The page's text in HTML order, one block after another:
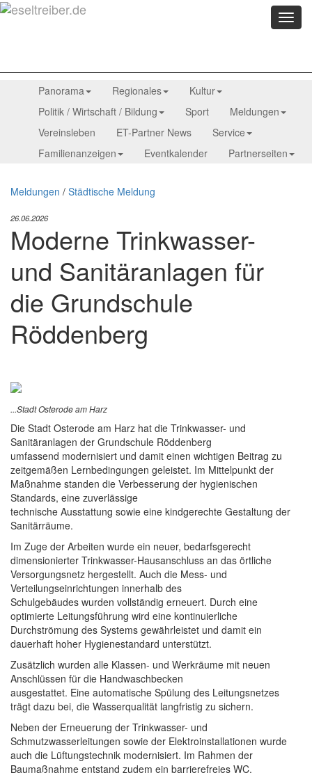
Menü
Panorama Regionales
Kultur
Politik / Wirtschaft / Bildung
Sport
Meldungen
Vereinsleben
ET-Partner News
Service
Familienanzeigen
Eventkalender Partnerseiten
Meldungen / Städtische Meldung
26.06.2026
Moderne Trinkwasser-
und Sanitäranlagen für
die Grundschule
Röddenberg
...Stadt Osterode am Harz
Die Stadt Osterode am Harz hat die Trinkwasser- und
Sanitäranlagen der Grundschule Röddenberg
umfassend modernisiert und damit einen wichtigen Beitrag zu
zeitgemäßen Lernbedingungen geleistet. Im Mittelpunkt der
Maßnahme standen die Verbesserung der hygienischen
Standards, eine zuverlässige
technische Ausstattung sowie eine kindgerechte Gestaltung der
Sanitärräume.
Im Zuge der Arbeiten wurde ein neuer, bedarfsgerecht
dimensionierter Trinkwasser-Hausanschluss an das örtliche
Versorgungsnetz hergestellt. Auch die Mess- und
Verteilungseinrichtungen innerhalb des
Schulgebäudes wurden vollständig erneuert. Durch eine
optimierte Leitungsführung wird eine kontinuierliche
Durchströmung des Systems gewährleistet und damit ein
dauerhaft hoher Hygienestandard unterstützt.
Zusätzlich wurden alle Klassen- und Werkräume mit neuen
Anschlüssen für die Handwaschbecken
ausgestattet. Eine automatische Spülung des Leitungsnetzes
trägt dazu bei, die Wasserqualität langfristig zu sichern.
Neben der Erneuerung der Trinkwasser- und
Schmutzwasserleitungen sowie der Elektroinstallationen wurde
auch die Lüftungstechnik modernisiert. Im Rahmen der
Baumaßnahme entstand zudem ein barrierefreies WC.